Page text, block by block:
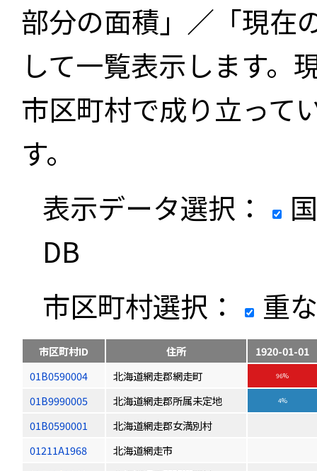
部分の面積」／「現在
して一覧表示します。
市区町村で成り立って
す。
表示データ選択：
DB
市区町村選択：
重
市区町村ID 住所
1920-01-01
01B0590004
北海道網走郡網走町 96%
01B9990005 北海道網走郡所属未定地 4%
01B0590001
北海道網走郡女満別村
01211A1968
北海道網走市